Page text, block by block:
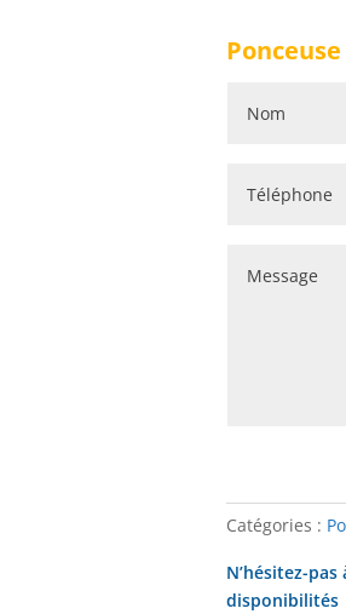
Raboteuses-dégauchisseuses
Catégories :
N’hésitez-
disponibilités